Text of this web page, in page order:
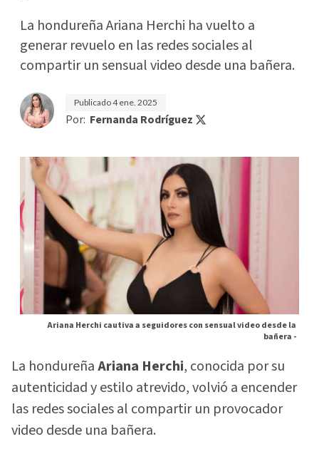
La hondureña Ariana Herchi ha vuelto a
generar revuelo en las redes sociales al
compartir un sensual video desde una bañera.
Publicado4 ene. 2025
Por: Fernanda Rodríguez
Ariana Herchi cautiva a seguidores con sensual video desde la
bañera -
La hondureñaAriana Herchi, conocida por su
autenticidad y estilo atrevido, volvió a encender
las redes sociales al compartir un provocador
video desde una bañera.